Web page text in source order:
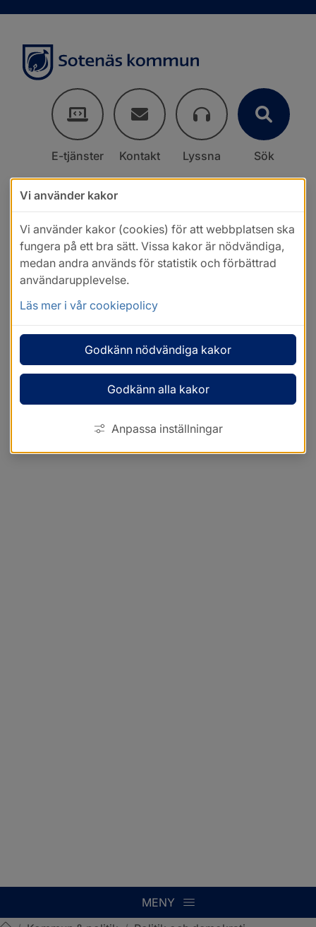
E-tjänster Kontakt Lyssna Sök
MENY
Vi använder kakor
Vi använder kakor (cookies) för att webbplatsen ska
fungera på ett bra sätt. Vissa kakor är nödvändiga,
medan andra används för statistik och förbättrad
användarupplevelse.
Läs mer i vår cookiepolicy
Godkänn nödvändiga kakor
Godkänn alla kakor
Anpassa inställningar